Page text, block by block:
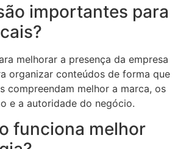
importantes para
melhorar a presença da empresa
organizar conteúdos de forma que
compreendam melhor a marca, os
e a autoridade do negócio.
funciona melhor